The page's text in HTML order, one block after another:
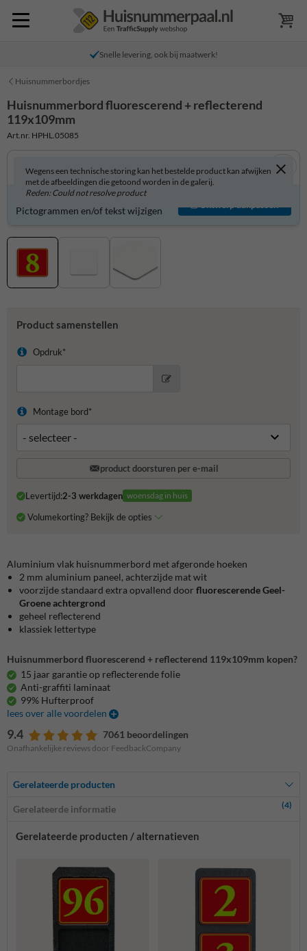
Snelle levering, ook bij maatwerk!
Huisnummerbordjes
Huisnummerbord fluorescerend + reflecterend
119x109mm
Art.nr. HPHL.05085
Wegens een technische storing kan het bestelde product kan afwijken
met de afbeeldingen die getoond worden in de galerij.
Reden: Could not resolve product
Huisnummerbord zelf aanpassen?
Pictogrammen en/of tekst wijzigen
Ontwerp aanpassen
Product samenstellen
Opdruk*
Montage bord*
product doorsturen per e-mail
Levertijd:2-3 werkdagen woensdag in huis
Volumekorting? Bekijk de opties
Aluminium vlak huisnummerbord met afgeronde hoeken
2 mm aluminium paneel, achterzijde mat wit
voorzijde standaard extra opvallend door fluorescerende Geel-
Groene achtergrond
geheel reflecterend
klassiek lettertype
Huisnummerbord fluorescerend + reflecterend 119x109mm kopen?
15 jaar garantie op reflecterende folie
Anti-graffiti laminaat
99% Hufterproof
lees over alle voordelen
9.4 7061 beoordelingen
Onafhankelijke reviews door FeedbackCompany
Gerelateerde producten
Gerelateerde informatie (4)
Gerelateerde producten / alternatieven